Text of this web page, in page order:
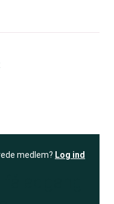
medlem? Log ind